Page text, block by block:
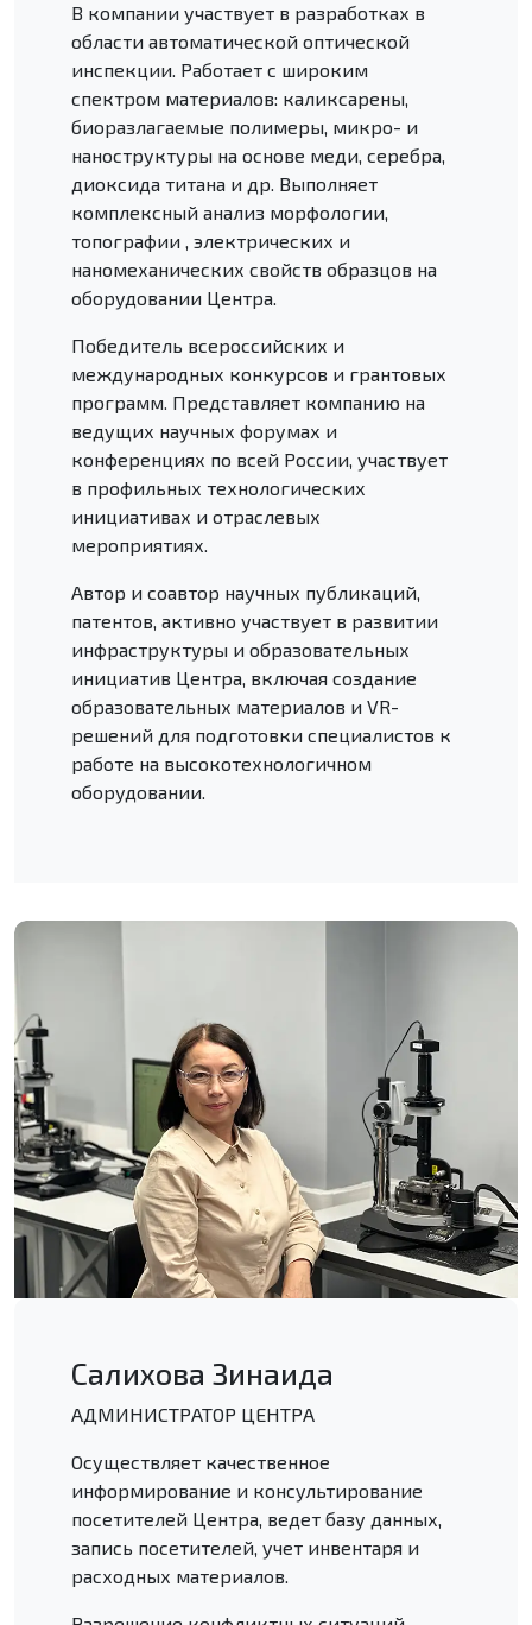
В компании участвует в разработках в
области автоматической оптической
инспекции. Работает с широким
спектром материалов: каликсарены,
биоразлагаемые полимеры, микро- и
наноструктуры на основе меди, серебра,
диоксида титана и др. Выполняет
комплексный анализ морфологии,
топографии , электрических и
наномеханических свойств образцов на
оборудовании Центра.
Победитель всероссийских и
международных конкурсов и грантовых
программ. Представляет компанию на
ведущих научных форумах и
конференциях по всей России, участвует
в профильных технологических
инициативах и отраслевых
мероприятиях.
Автор и соавтор научных публикаций,
патентов, активно участвует в развитии
инфраструктуры и образовательных
инициатив Центра, включая создание
образовательных материалов и VR-
решений для подготовки специалистов к
работе на высокотехнологичном
оборудовании.
Салихова Зинаида
АДМИНИСТРАТОР ЦЕНТРА
Осуществляет качественное
информирование и консультирование
посетителей Центра, ведет базу данных,
запись посетителей, учет инвентаря и
расходных материалов.